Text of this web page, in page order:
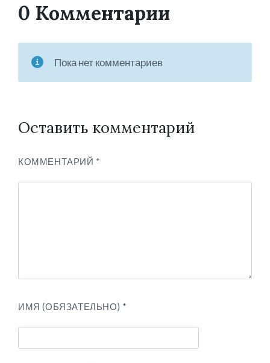
0 Комментарии
Пока нет комментариев
Оставить комментарий
КОММЕНТАРИЙ *
ИМЯ (ОБЯЗАТЕЛЬНО) *